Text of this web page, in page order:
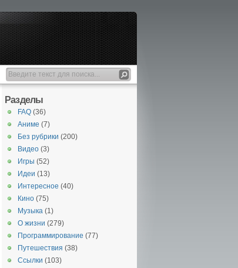
Разделы
FAQ (36)
Аниме (7)
Без рубрики (200)
Видео (3)
Игры (52)
Идеи (13)
Интересное (40)
Кино (75)
Музыка (1)
О жизни (279)
Программирование (77)
Путешествия (38)
Ссылки (103)